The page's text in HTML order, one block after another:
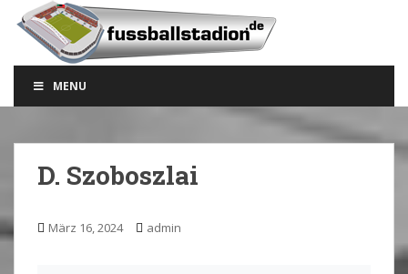
c
o
MENU
D. Szoboszlai
März 16, 2024 admin